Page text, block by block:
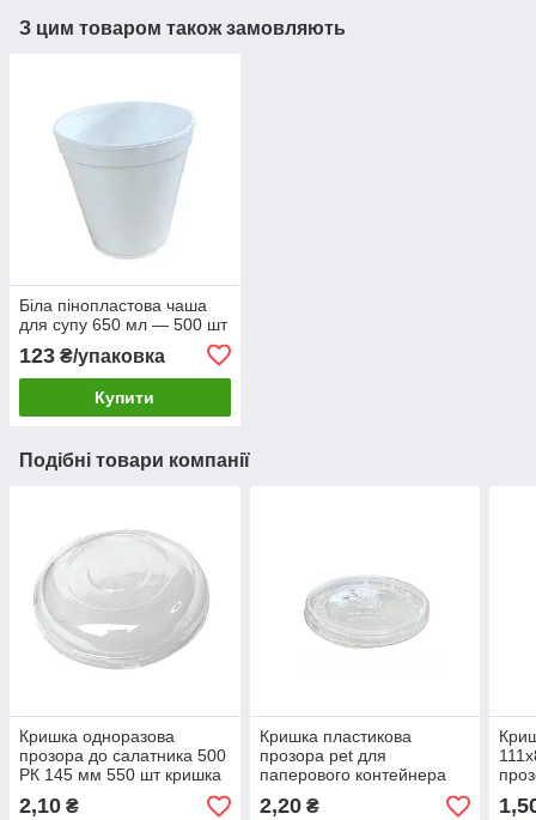
З цим товаром також замовляють
Біла пінопластова чаша
для супу 650 мл — 500 шт
123 ₴/упаковка
Купити
Подібні товари компанії
Кришка одноразова
прозора до салатника 500
РК 145 мм 550 шт кришка
для контейнера 510 BL
2,10 ₴
Кришка пластикова
прозора pet для
паперового контейнера
студія 97 мм 50 шт
2,20₴